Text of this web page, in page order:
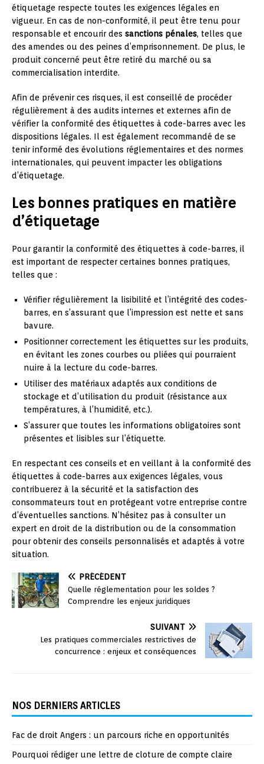
étiquetage respecte toutes les exigences légales en
vigueur. En cas de non-conformité, il peut être tenu pour
responsable et encourir des sanctions pénales, telles que
des amendes ou des peines d’emprisonnement. De plus, le
produit concerné peut être retiré du marché ou sa
commercialisation interdite.
Afin de prévenir ces risques, il est conseillé de procéder
régulièrement à des audits internes et externes afin de
vérifier la conformité des étiquettes à code-barres avec les
dispositions légales. Il est également recommandé de se
tenir informé des évolutions réglementaires et des normes
internationales, qui peuvent impacter les obligations
d’étiquetage.
Les bonnes pratiques en matière
d’étiquetage
Pour garantir la conformité des étiquettes à code-barres, il
est important de respecter certaines bonnes pratiques,
telles que :
Vérifier régulièrement la lisibilité et l’intégrité des codes-
barres, en s’assurant que l’impression est nette et sans
bavure.
Positionner correctement les étiquettes sur les produits,
en évitant les zones courbes ou pliées qui pourraient
nuire à la lecture du code-barres.
Utiliser des matériaux adaptés aux conditions de
stockage et d’utilisation du produit (résistance aux
températures, à l’humidité, etc.).
S’assurer que toutes les informations obligatoires sont
présentes et lisibles sur l’étiquette.
En respectant ces conseils et en veillant à la conformité des
étiquettes à code-barres aux exigences légales, vous
contribuerez à la sécurité et la satisfaction des
consommateurs tout en protégeant votre entreprise contre
d’éventuelles sanctions. N’hésitez pas à consulter un
expert en droit de la distribution ou de la consommation
pour obtenir des conseils personnalisés et adaptés à votre
situation.
PRÉCÉDENT
Quelle réglementation pour les soldes ?
Comprendre les enjeux juridiques
SUIVANT
Les pratiques commerciales restrictives de
concurrence : enjeux et conséquences
NOS DERNIERS ARTICLES
Fac de droit Angers : un parcours riche en opportunités
Pourquoi rédiger une lettre de cloture de compte claire